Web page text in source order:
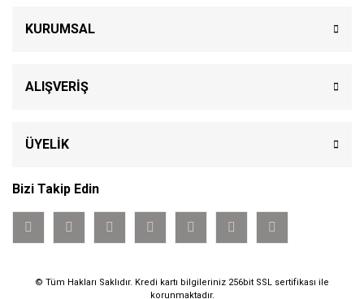
KURUMSAL
ALIŞVERİŞ
ÜYELİK
Bizi Takip Edin
© Tüm Hakları Saklıdır. Kredi kartı bilgileriniz 256bit SSL sertifikası ile
korunmaktadır.